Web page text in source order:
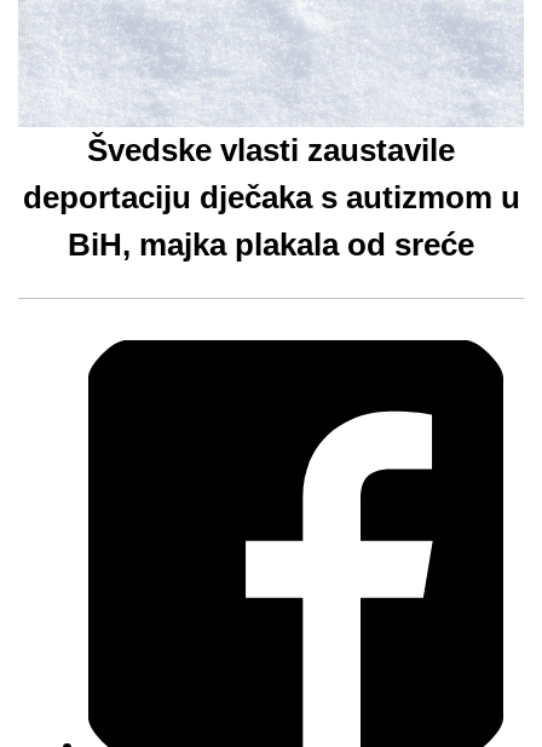
Švedske vlasti zaustavile
deportaciju dječaka s autizmom u
BiH, majka plakala od sreće